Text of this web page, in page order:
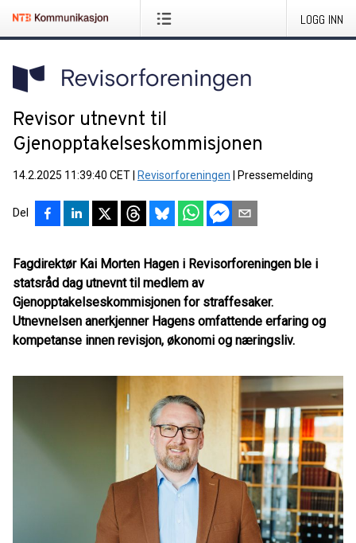
LOGG INN
Revisor utnevnt til
Gjenopptakelseskommisjonen
14.2.2025 11:39:40 CET Revisorforeningen Pressemelding
Del
Fagdirektør Kai Morten Hagen i Revisorforeningen ble i
statsråd dag utnevnt til medlem av
Gjenopptakelseskommisjonen for straffesaker.
Utnevnelsen anerkjenner Hagens omfattende erfaring og
kompetanse innen revisjon, økonomi og næringsliv.